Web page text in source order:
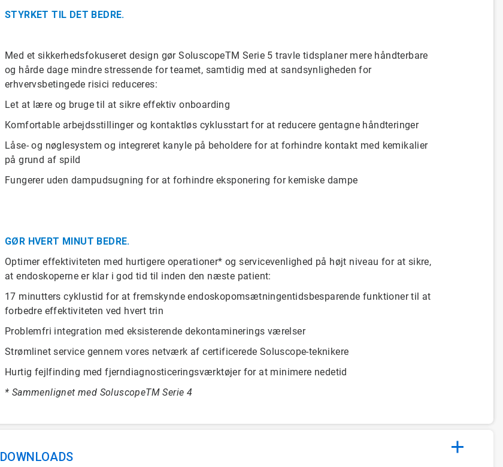
STYRKET TIL DET BEDRE.
Med et sikkerhedsfokuseret design gør SoluscopeTM Serie 5travle tidsplanermere håndterbare
og hårde dage mindre stressende for teamet, samtidig med atsandsynligheden for
erhvervsbetingede risici reduceres:
Let at lære og bruge til atsikre effektivonboarding
Komfortable arbejdsstillingerog kontaktløs cyklusstart for at reducere gentagne håndteringer
Låse- og nøglesystem og integreret kanyle på beholdere for at forhindre kontakt med kemikalier
på grund af spild
Fungerer uden dampudsugning for atforhindre eksponering for kemiske dampe
GØR HVERT MINUT BEDRE.
Optimereffektiviteten med hurtigere operationer* ogservicevenlighed på højt niveau for at sikre,
atendoskoperne er klarigod tid til inden den næste patient:
17 minutters cyklustid for at fremskynde endoskopomsætningentidsbesparende funktionertil at
forbedre effektiviteten ved hvert trin
Problemfri integration med eksisterende dekontaminerings værelser
Strømlinet service gennem vores netværk afcertificerede Soluscope-teknikere
Hurtig fejlfinding med fjerndiagnosticeringsværktøjer for at minimere nedetid
* Sammenlignet med SoluscopeTM Serie 4
DOWNLOADS